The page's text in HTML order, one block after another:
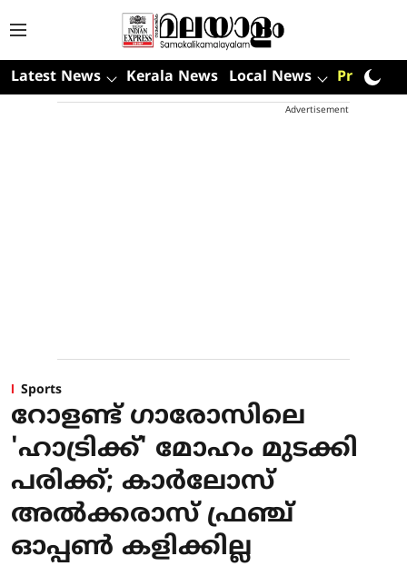
Latest News Kerala News Local News Premium
Advertisement
Sports
റോളണ്ട് ​ഗാരോസിലെ
'ഹാട്രിക്ക്' മോഹം മുടക്കി
പരിക്ക്; കാര്‍ലോസ്
അല്‍ക്കരാസ് ഫ്രഞ്ച്
ഓപ്പണ്‍ കളിക്കില്ല